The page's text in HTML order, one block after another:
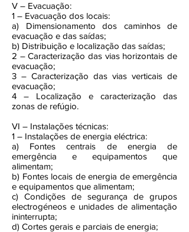
V – Evacuação:
1 – Evacuação dos locais:
a) Dimensionamento dos caminhos de
evacuação e das saídas;
b) Distribuição e localização das saídas;
2 – Caracterização das vias horizontais de
evacuação;
3 – Caracterização das vias verticais de
evacuação;
4 – Localização e caracterização das
zonas de refúgio.
VI – Instalações técnicas:
1 – Instalações de energia eléctrica:
a) Fontes centrais de energia de
emergência e equipamentos que
alimentam;
b) Fontes locais de energia de emergência
e equipamentos que alimentam;
c) Condições de segurança de grupos
electrogéneos e unidades de alimentação
ininterrupta;
d) Cortes gerais e parciais de energia;